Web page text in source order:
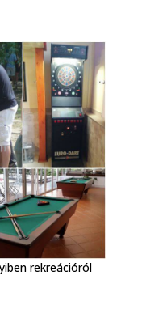
rekreációról